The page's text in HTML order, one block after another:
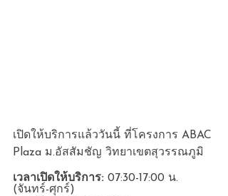
เปิดให้บริการแล้ววันนี้ ที่โครงการ ABAC
Plaza ม.อัสสัมชัญ วิทยาเขตสุวรรณภูมิ
เวลาเปิดให้บริการ: 07:30-17:00 น.
(จันทร์-ศุกร์)